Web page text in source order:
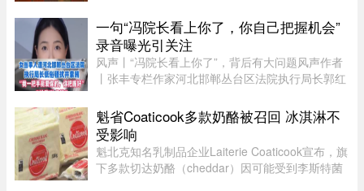
到持枪犯罪可能面临严厉刑罚， ...
一句“冯院长看上你了，你自己把握机会”
录音曝光引关注
风声丨“冯院长看上你了”，背后有大问题风声作者
丨张丰专栏作家河北邯郸丛台区法院执行局长郭红
钱，给我送点钱”，“你长得漂亮……冯院长看上你
了，我可以从中促成，你 ...
魁省Coaticook多款奶酪被召回 冰淇淋不
受影响
魁北克知名乳制品企业Laiterie Coaticook宣布，旗
下多款切达奶酪（cheddar）因可能受到李斯特菌